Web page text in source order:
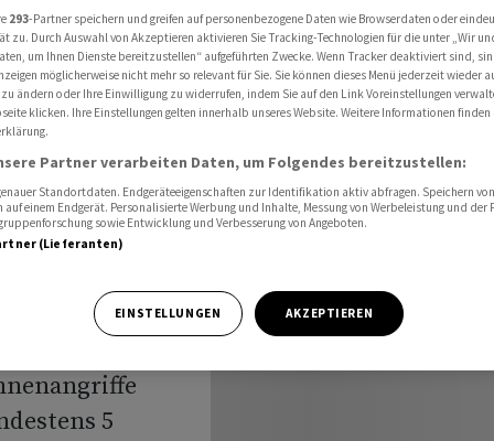
auf Ukraine
5
293-Partner speichern und greifen auf personenbezogene Daten wie Browserdaten oder
zu. Durch Auswahl von Akzeptieren aktivieren Sie Tracking-Technologien für die unter „Wir
um Ihnen Dienste bereitzustellen“ aufgeführten Zwecke. Wenn Tracker deaktiviert sind,
möglicherweise nicht mehr so relevant für Sie. Sie können dieses Menü jederzeit wieder
ändern oder Ihre Einwilligung zu widerrufen, indem Sie auf den Link Voreinstellungen
klicken. Ihre Einstellungen gelten innerhalb unseres Website. Weitere Informationen finden
Partner verarbeiten Daten, um Folgendes bereitzustellen:
Standortdaten. Endgeräteeigenschaften zur Identifikation aktiv abfragen. Speichern
einem Endgerät. Personalisierte Werbung und Inhalte, Messung von Werbeleistung und der
sowie Entwicklung und Verbesserung von Angeboten.
(Lieferanten)
EINSTELLUNGEN AKZEPTIEREN